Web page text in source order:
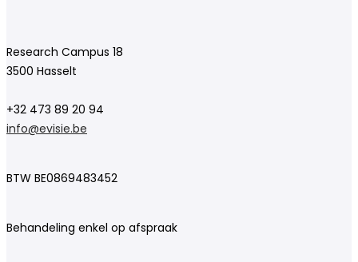
Research Campus 18
3500 Hasselt
+32 473 89 20 94
info@evisie.be
BTW BE0869483452
Behandeling enkel op afspraak